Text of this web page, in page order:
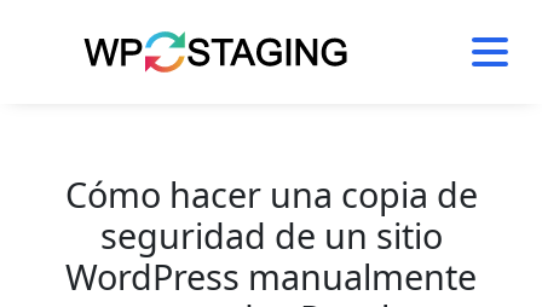
Cómo hacer una copia de
seguridad de un sitio
WordPress manualmente